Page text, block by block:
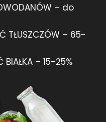
– do
TŁUSZCZÓW – 65-
BIAŁKA – 15-25%